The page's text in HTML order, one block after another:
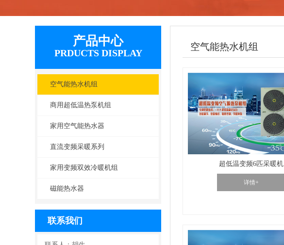
产品中心
PRDUCTS DISPLAY
空气能热水机组
商用超低温热泵机组
家用空气能热水器
直流变频采暖系列
家用变频双效冷暖机组
磁能热水器
联系我们
空气能热水机组
超低温变频6匹采暖机
详情+